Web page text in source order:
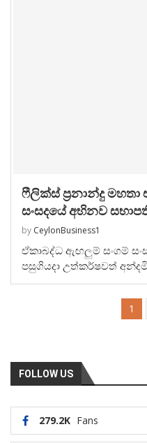
ෆීලික්ස් ප්‍රනාන්දු
සංසදයේ අභිනව
by CeylonBusiness1
ඒකාබද්ධ ඇඟලුම් සංගම්
පසුගියදා උත්කර්ෂවත්
1
FOLLOW US
279.2K Fans